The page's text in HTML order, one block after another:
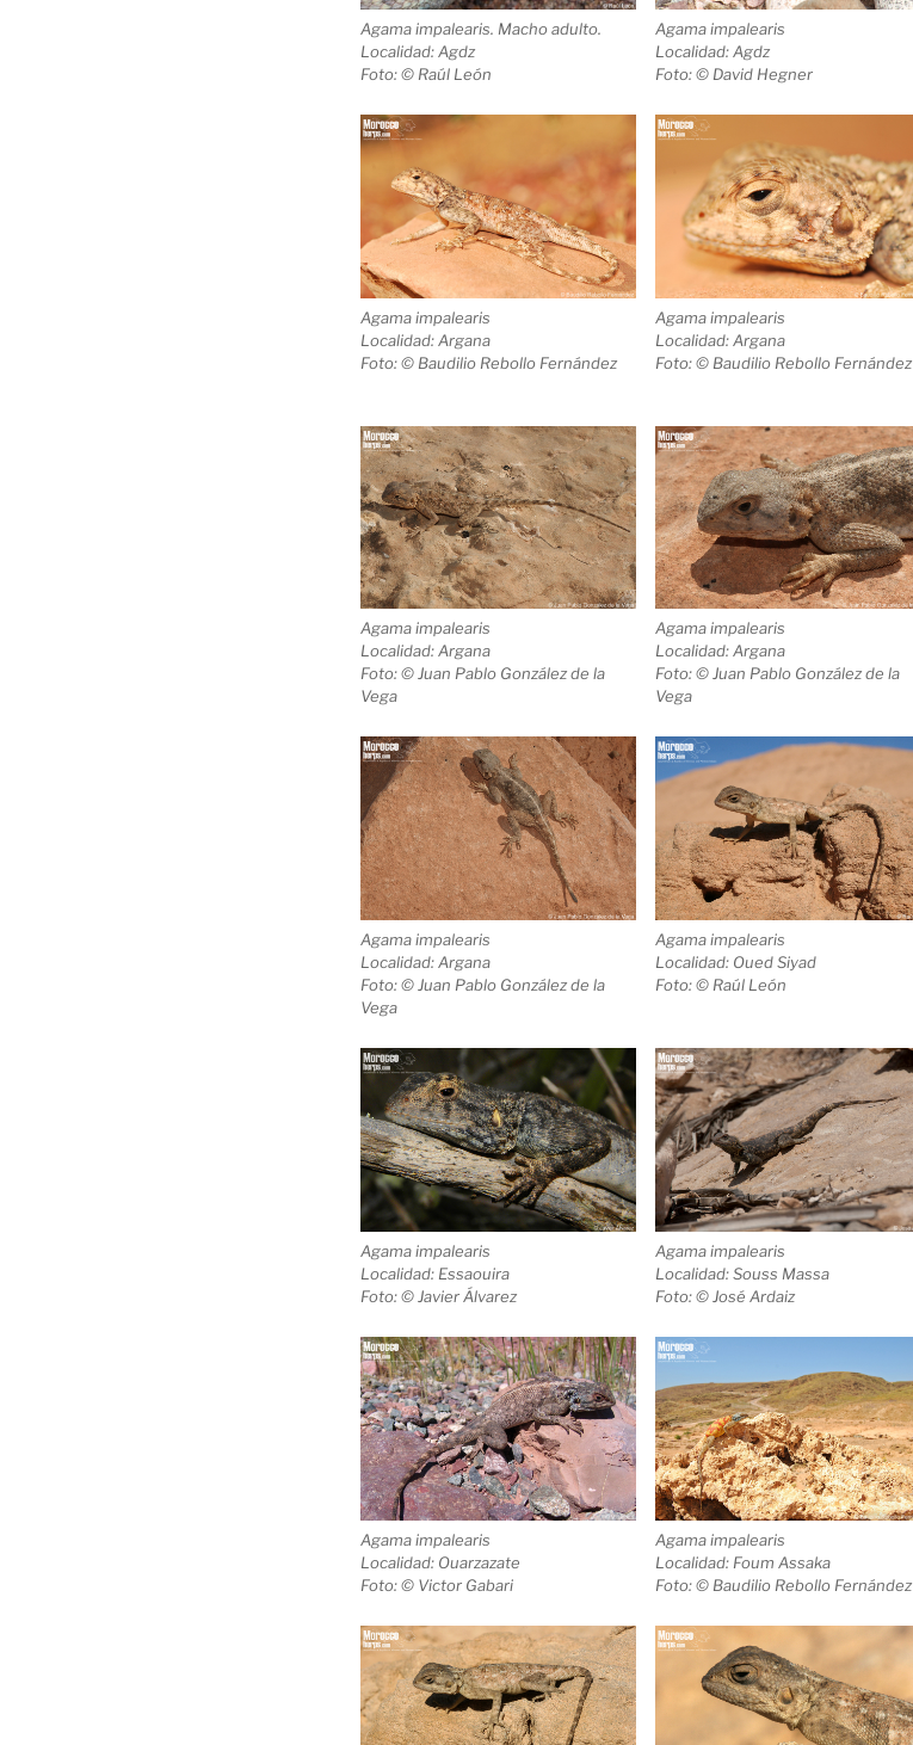
Agama impalearis. Macho adulto.
Localidad: Agdz
Foto: © Raúl León
Agama impalearis
Localidad: Agdz
Foto: © David Hegner
Agama impalearis
Localidad: Argana
Foto: © Baudilio Rebollo Fernández
Agama impalearis
Localidad: Argana
Foto: © Baudilio Rebollo Fernández
Agama impalearis
Localidad: Argana
Foto: © Juan Pablo González de la
Vega
Agama impalearis
Localidad: Argana
Foto: © Juan Pablo González de la
Vega
Agama impalearis
Localidad: Argana
Foto: © Juan Pablo González de la
Vega
Agama impalearis
Localidad: Oued Siyad
Foto: © Raúl León
Agama impalearis
Localidad: Essaouira
Foto: © Javier Álvarez
Agama impalearis
Localidad: Souss Massa
Foto: © José Ardaiz
Agama impalearis
Localidad: Ouarzazate
Foto: © Victor Gabari
Agama impalearis
Localidad: Foum Assaka
Foto: © Baudilio Rebollo Fernández